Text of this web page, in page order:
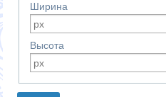
Ширина
Высота